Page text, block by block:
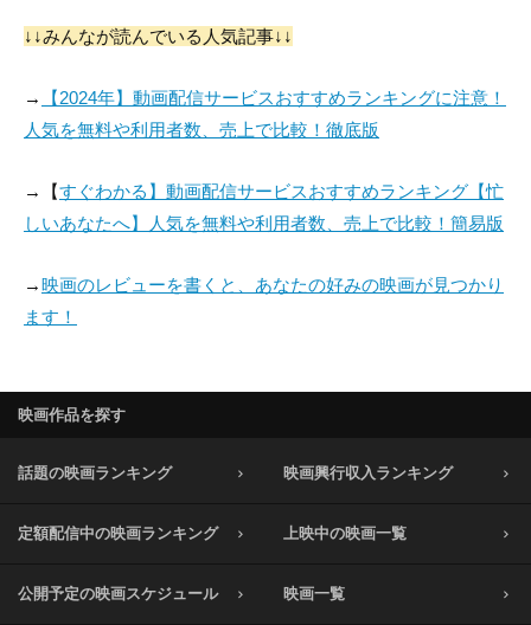
↓↓みんなが読んでいる人気記事↓↓
→
【2024年】動画配信サービスおすすめランキングに注意！
人気を無料や利用者数、売上で比較！徹底版
→【すぐわかる】動画配信サービスおすすめランキング【忙
しいあなたへ】人気を無料や利用者数、売上で比較！簡易版
→映画のレビューを書くと、あなたの好みの映画が見つかり
ます！
映画作品を探す
話題の映画ランキング 映画興行収入ランキング
定額配信中の映画ランキング 上映中の映画一覧
公開予定の映画スケジュール 映画一覧